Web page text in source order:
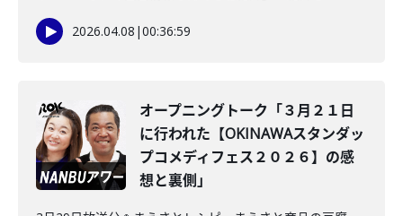
2026.04.08 |00:36:59
オープニングトーク「３月２１日
に行われた【OKINAWAスタンダッ
プコメディフェス２０２６】の感
想と裏側」